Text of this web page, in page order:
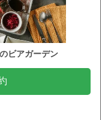
ビアガーデン